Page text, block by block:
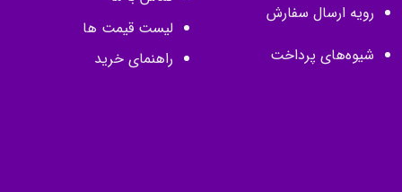
رویه ارسال سفارش
شیوه‌های پرداخت
لیست قیمت ها
راهنمای خرید